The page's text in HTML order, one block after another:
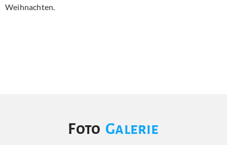
Weihnachten.
Foto Galerie